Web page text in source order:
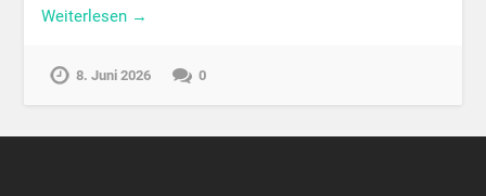
Weiterlesen →
8. Juni 2026 0